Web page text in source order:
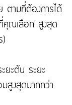
ตามที่ต้องการได้
ที่คุณเลือก สูงสุด
)
ยะต้น ระยะ
สูงสุดมากกว่า